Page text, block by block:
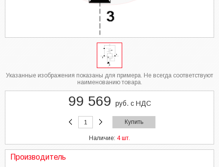
Указанные изображения показаны для примера. Не всегда соответствуют
наименованию товара.
99 569 руб. с НДС
Купить
Наличие: 4 шт.
Производитель